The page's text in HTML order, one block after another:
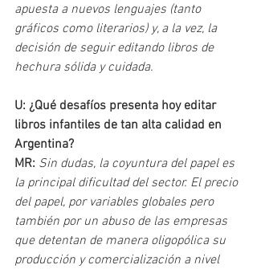
apuesta a nuevos lenguajes (tanto
gráficos como literarios) y, a la vez, la
decisión de seguir editando libros de
hechura sólida y cuidada.
U: ¿Qué desafíos presenta hoy editar
libros infantiles de tan alta calidad en
Argentina?
MR: Sin dudas, la coyuntura del papel es
la principal dificultad del sector. El precio
del papel, por variables globales pero
también por un abuso de las empresas
que detentan de manera oligopólica su
producción y comercialización a nivel